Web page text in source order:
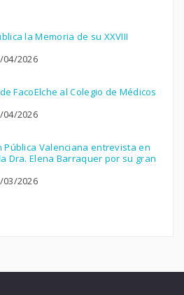
la Memoria de su XXVIII
04/2026
FacoElche al Colegio de Médicos
04/2026
Pública Valenciana entrevista en
Dra. Elena Barraquer por su gran
03/2026